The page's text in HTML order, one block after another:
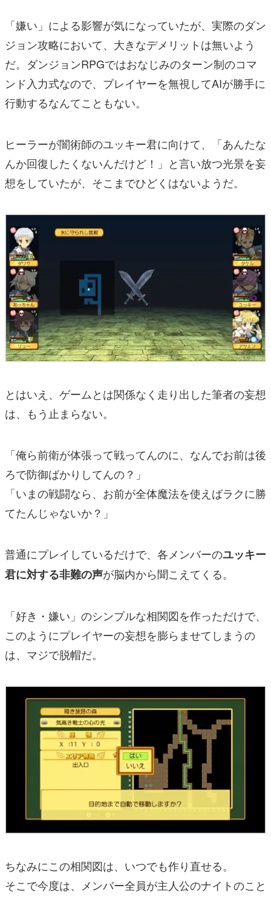
「嫌い」による影響が気になっていたが、実際のダン
ジョン攻略において、大きなデメリットは無いよう
だ。ダンジョンRPGではおなじみのターン制のコマ
ンド入力式なので、プレイヤーを無視してAIが勝手に
行動するなんてこともない。
ヒーラーが闇術師のユッキー君に向けて、「あんたな
んか回復したくないんだけど！」と言い放つ光景を妄
想をしていたが、そこまでひどくはないようだ。
とはいえ、ゲームとは関係なく走り出した筆者の妄想
は、もう止まらない。
「俺ら前衛が体張って戦ってんのに、なんでお前は後
ろで防御ばかりしてんの？」
「いまの戦闘なら、お前が全体魔法を使えばラクに勝
てたんじゃないか？」
普通にプレイしているだけで、各メンバーのユッキー
君に対する非難の声が脳内から聞こえてくる。
「好き・嫌い」のシンプルな相関図を作っただけで、
このようにプレイヤーの妄想を膨らませてしまうの
は、マジで脱帽だ。
ちなみにこの相関図は、いつでも作り直せる。
そこで今度は、メンバー全員が主人公のナイトのこと